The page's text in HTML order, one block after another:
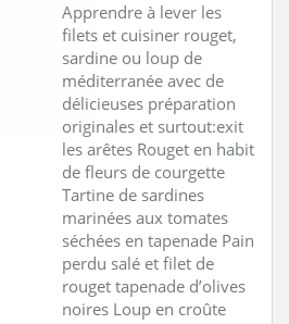
Apprendre à lever les
filets et cuisiner rouget,
sardine ou loup de
méditerranée avec de
délicieuses préparation
originales et surtout:exit
les arêtes Rouget en habit
de fleurs de courgette
Tartine de sardines
marinées aux tomates
séchées en tapenade Pain
perdu salé et filet de
rouget tapenade d’olives
noires Loup en croûte